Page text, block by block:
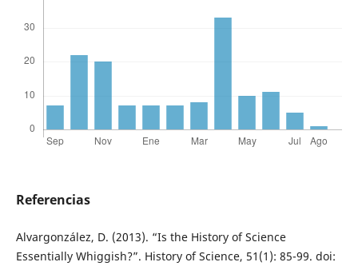
Referencias
Alvargonzález, D. (2013). “Is the History of Science
Essentially Whiggish?”. History of Science, 51(1): 85-99. doi: